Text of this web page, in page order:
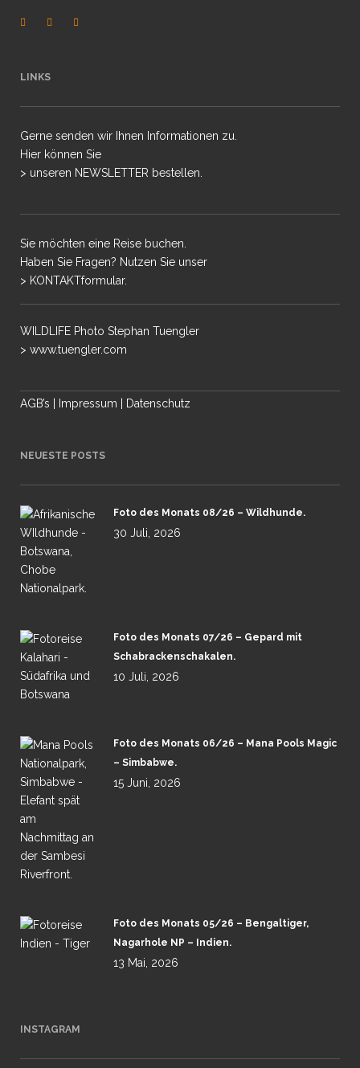
LINKS
Gerne senden wir Ihnen Informationen zu.
Hier können Sie
> unseren NEWSLETTER bestellen.
Sie möchten eine Reise buchen.
Haben Sie Fragen? Nutzen Sie unser
> KONTAKTformular.
WILDLIFE Photo Stephan Tuengler
> www.tuengler.com
AGB’s Impressum Datenschutz
NEUESTE POSTS
Foto des Monats 08/26 – Wildhunde.
30 Juli, 2026
Foto des Monats 07/26 – Gepard mit
Schabrackenschakalen.
10 Juli, 2026
Foto des Monats 06/26 – Mana Pools Magic
– Simbabwe.
15 Juni, 2026
Foto des Monats 05/26 – Bengaltiger,
Nagarhole NP – Indien.
13 Mai, 2026
INSTAGRAM